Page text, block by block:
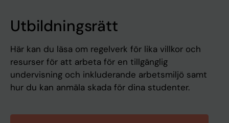
Utbildningsrätt
Här kan du läsa om regelverk för lika villkor och
resurser för att arbeta för en tillgänglig
undervisning och inkluderande arbetsmiljö samt
hur du kan anmäla skada för dina studenter.